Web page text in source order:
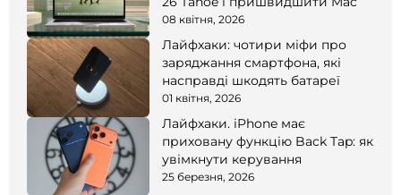
08 квітня, 2026
Лайфхаки: чотири міфи про
заряджання смартфона, які
насправді шкодять батареї
01 квітня, 2026
Лайфхаки. iPhone має
приховану функцію Back Tap: як
увімкнути керування
25 березня, 2026